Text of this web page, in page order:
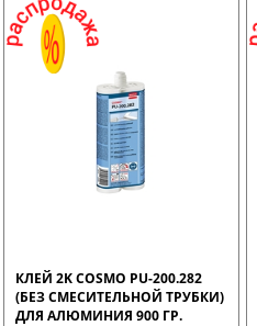
КЛЕЙ 2K COSMO PU-200.282
(БЕЗ СМЕСИТЕЛЬНОЙ ТРУБКИ)
ДЛЯ АЛЮМИНИЯ 900 ГР.